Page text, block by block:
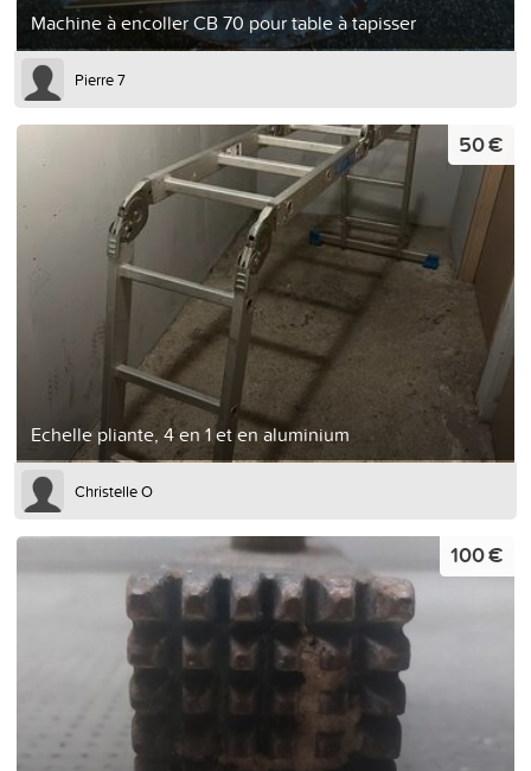
Machine à encoller CB 70 pour table à tapisser
Pierre 7
Echelle pliante, 4 en 1 et en aluminium
50 €
Christelle O
100 €